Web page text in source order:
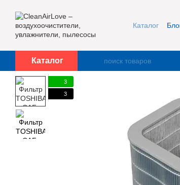
Каталог
Каталог
3
3